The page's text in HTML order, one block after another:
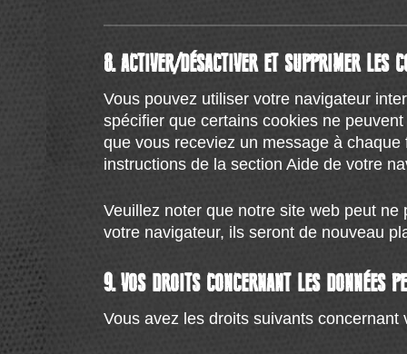
wp_lang
session
Fonction
Stocker les réglages de langue
Fonction
Compter et suivre les pages visitées
Nom
_gat_UA-*
Expiration
Fonction :
Assurer le suivi technique
8. ACTIVER/DÉSACTIVER ET SUPPRIMER LES
Vous pouvez utiliser votre navigateur
spécifier que certains cookies ne
que vous receviez un message à
instructions de la section Aide de votre
Veuillez noter que notre site web peut
votre navigateur, ils seront de nouveau
9. VOS DROITS CONCERNANT LES DONNÉES
Vous avez les droits suivants concernant